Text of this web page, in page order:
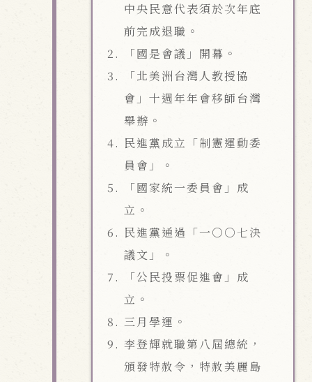
中央民意代表須於次年底
前完成退職。
「國是會議」開幕。
「北美洲台灣人教授協
會」十週年年會移師台灣
舉辦。
民進黨成立「制憲運動委
員會」。
「國家統一委員會」成
立。
民進黨通過「一○○七決
議文」。
「公民投票促進會」成
立。
三月學運。
李登輝就職第八屆總統，
頒發特赦令，特赦美麗島